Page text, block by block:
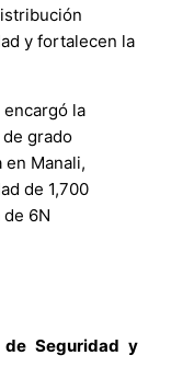
y fortalecen la
la
grado
Manali,
de 1,700
6N
de Seguridad y